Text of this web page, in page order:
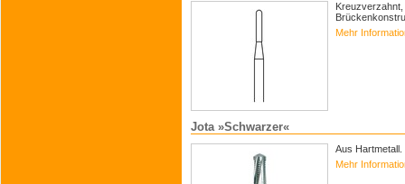
Kreuzverzahnt,
Mehr
Jota »Schwarzer«
Aus
Mehr